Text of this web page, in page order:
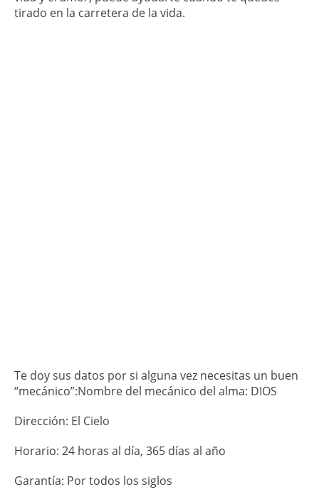
tirado en la carretera de la vida.
Te doy sus datos por si alguna vez necesitas un buen
“mecánico”:Nombre del mecánico del alma: DIOS
Dirección: El Cielo
Horario: 24 horas al día, 365 días al año
Garantía: Por todos los siglos